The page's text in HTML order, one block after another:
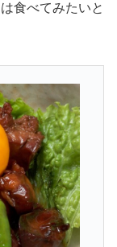
食べてみたいと